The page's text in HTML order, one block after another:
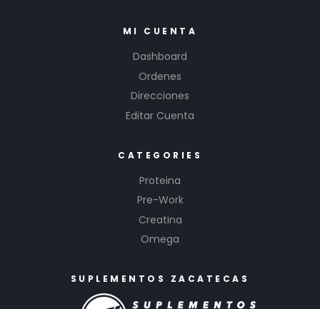
MI CUENTA
Dashboard
Ordenes
Direcciones
Editar Cuenta
CATEGORIES
Proteina
Pre-Work
Creatina
Omega
SUPLEMENTOS ZACATECAS